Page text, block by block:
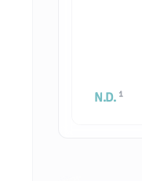
N.D. 1